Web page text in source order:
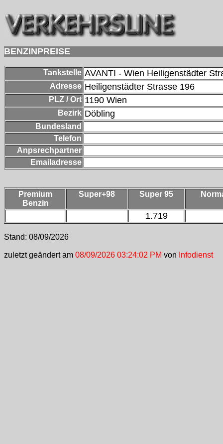
BENZINPREISE
Tankstelle AVANTI - Wien Heiligenstädter
Adresse Heiligenstädter Strasse 196
PLZ / Ort 1190 Wien
Bezirk Döbling
Bundesland
Telefon
Anpsrechpartner
Emailadresse
Premium
Benzin
Super+98 Super 95
1.719
Stand: 08/09/2026
zuletzt geändert am 08/09/2026 03:24:02 PM von Infodienst